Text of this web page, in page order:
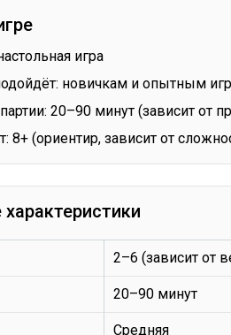
игра
новичкам и опытным
20–90 минут (зависит от
8+ (ориентир, зависит от
2–6 (зависит от
20–90 минут
Средняя